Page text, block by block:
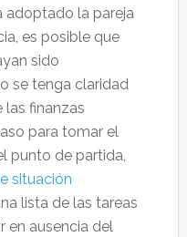
adoptado la pareja
es posible que
sido
se tenga claridad
las finanzas
para tomar el
punto de partida,
situación
lista de las tareas
en ausencia del